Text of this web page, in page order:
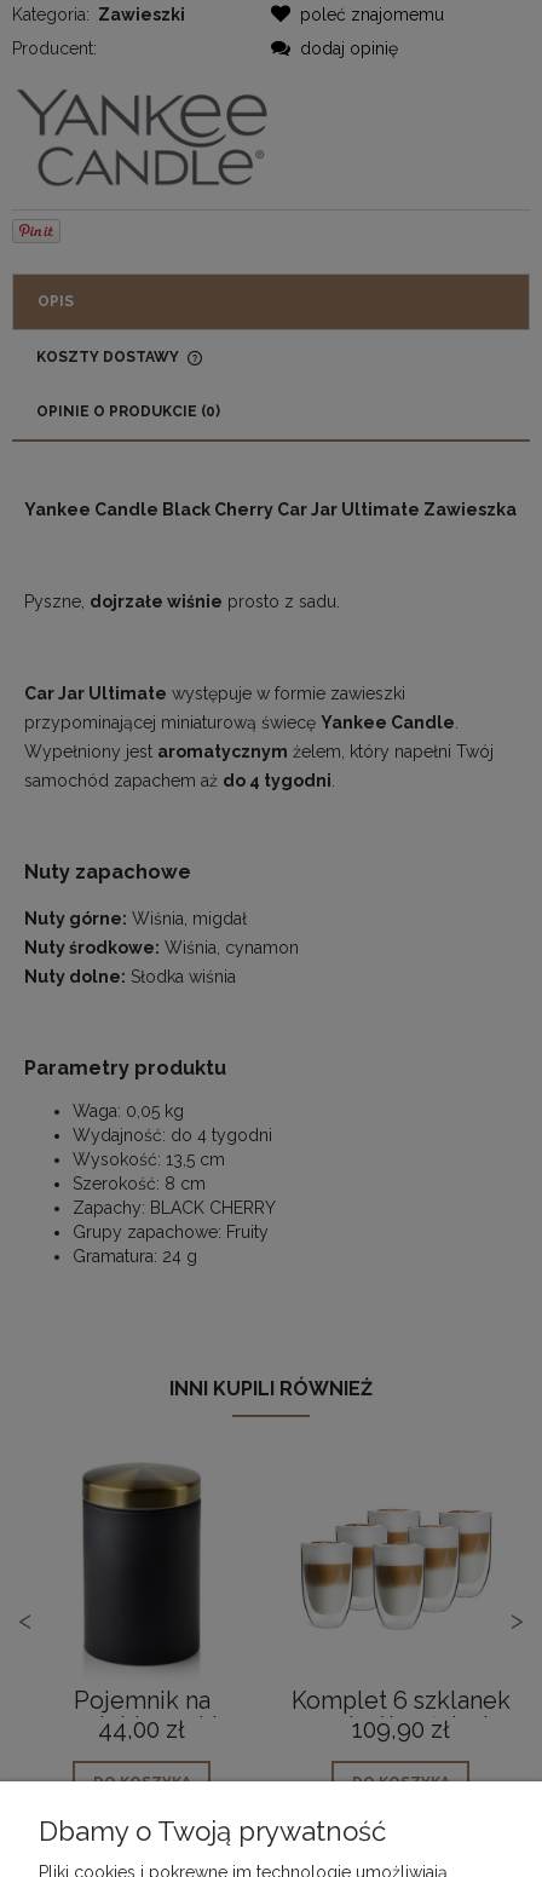
Kategoria: Zawieszki
Producent:
poleć znajomemu
dodaj opinię
OPIS
KOSZTY DOSTAWY
OPINIE O PRODUKCIE (0)
Yankee Candle Black Cherry Car Jar Ultimate Zawieszka
Pyszne, dojrzałe wiśnie prosto z sadu.
Car Jar Ultimate występuje w formie zawieszki
przypominającej miniaturową świecę Yankee Candle
Wypełniony jest aromatycznym żelem, który napełni Twój
samochód zapachem aż do 4 tygodni
Nuty zapachowe
Nuty górne: Wiśnia, migdał
Nuty środkowe: Wiśnia, cynamon
Nuty dolne: Słodka wiśnia
Parametry produktu
Waga: 0,05 kg
Wydajność: do 4 tygodni
Wysokość: 13,5 cm
Szerokość: 8 cm
Zapachy: BLACK CHERRY
Grupy zapachowe: Fruity
Gramatura: 24 g
INNI KUPILI RÓWNIEŻ
<
Pojemnik na
produkty sypkie
44,00 zł
DO KOSZYKA
Komplet 6 szklanek
z podwójną ścianką
109,90 zł
DO KOSZYKA
>
Dbamy o Twoją prywatność
Pliki cookies i pokrewne im technologie umożliwiają